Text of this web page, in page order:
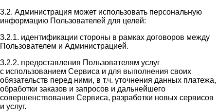
3.2. Администрация может использовать персональную
информацию Пользователей для целей:
3.2.1. идентификации стороны в рамках договоров между
Пользователем и Администрацией.
3.2.2. предоставления Пользователям услуг
с использованием Сервиса и для выполнения своих
обязательств перед ними, в т.ч. уточнения данных платежа,
обработки заказов и запросов и дальнейшего
совершенствования Сервиса, разработки новых сервисов
и услуг.